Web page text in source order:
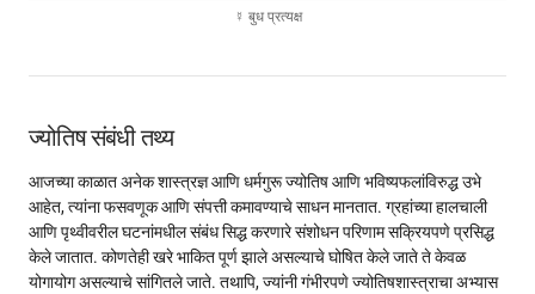
☿ बुध प्रत्यक्ष
ज्योतिष संबंधी तथ्य
आजच्या काळात अनेक शास्त्रज्ञ आणि धर्मगुरू ज्योतिष आणि भविष्यफलांविरुद्ध उभे
आहेत, त्यांना फसवणूक आणि संपत्ती कमावण्याचे साधन मानतात. ग्रहांच्या हालचाली
आणि पृथ्वीवरील घटनांमधील संबंध सिद्ध करणारे संशोधन परिणाम सक्रियपणे प्रसिद्ध
केले जातात. कोणतेही खरे भाकित पूर्ण झाले असल्याचे घोषित केले जाते ते केवळ
योगायोग असल्याचे सांगितले जाते. तथापि, ज्यांनी गंभीरपणे ज्योतिषशास्त्राचा अभ्यास